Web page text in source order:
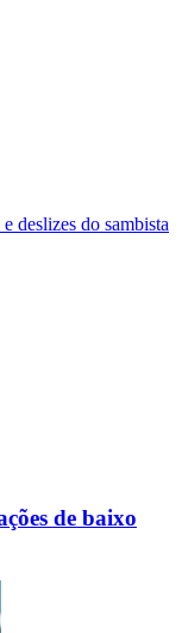
deslizes do sambista
de baixo